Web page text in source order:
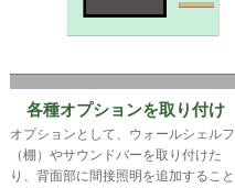
各種オプションを取り付け
オプションとして、ウォールシェルフ
（棚）やサウンドバーを取り付けた
り、背面部に間接照明を追加すること